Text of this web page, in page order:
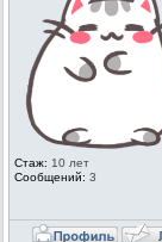
Стаж: 10 лет
Сообщений: 3